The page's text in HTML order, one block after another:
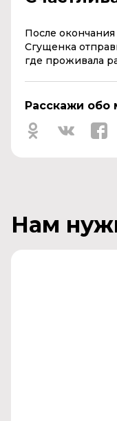
После
Сгущенка
где проживала
Расскажи обо
Нам